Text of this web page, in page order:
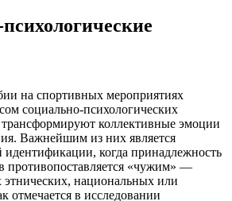
на спортивных мероприятиях
социально-психологических
коллективные эмоции
Важнейшим из них является
идентификации, когда принадлежность
противопоставляется «чужим» —
этнических, национальных или
отмечается в исследовании